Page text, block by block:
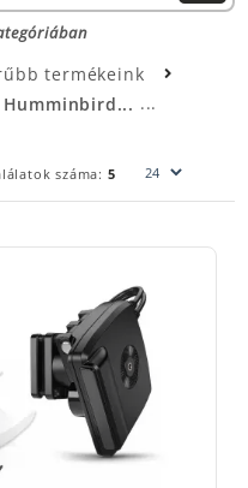
termékeink
száma: 5